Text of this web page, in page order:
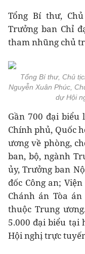
Tổng Bí thư,
Trưởng ban Chỉ
tham nhũng chủ
Tổng Bí thư, Chủ
Nguyễn Xuân Phúc,
dự Hội
Gần 700 đại biểu
Chính phủ, Quốc
ương về phòng,
ban, bộ, ngành
ủy, Trưởng ban
đốc Công an;
Chánh án Tòa
thuộc Trung
5.000 đại biểu tại
Hội nghị trực